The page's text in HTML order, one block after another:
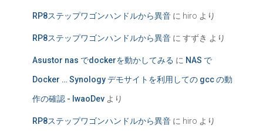
RP8ステップワゴンハンドルから異音 に hiro より
RP8ステップワゴンハンドルから異音 に すずき より
Asustor nas でdockerを動かしてみる に NAS で
Docker … Synology デモサイトを利用しての gcc の動
作の確認 - IwaoDev より
RP8ステップワゴンハンドルから異音 に hiro より